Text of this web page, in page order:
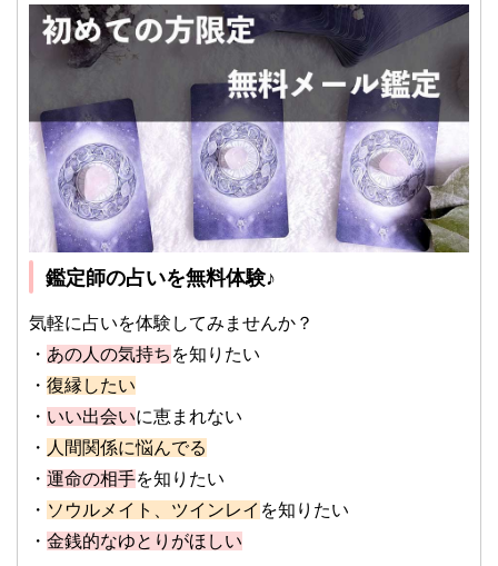
鑑定師の占いを無料体験♪
気軽に占いを体験してみませんか？
・ あの人の気持ち を知りたい
・ 復縁したい
・ いい出会いに恵まれない
・ 人間関係に悩んでる
・ 運命の相手を知りたい
・ ソウルメイト、ツインレイ を知りたい
・ 金銭的なゆとりがほしい